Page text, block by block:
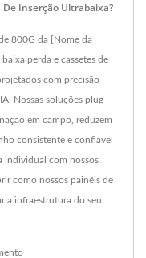
Inserção Ultrabaixa?
800G da [Nome da
perda e cassetes de
com precisão
Nossas soluções plug-
em campo, reduzem
consistente e confiável
individual com nossos
como nossos painéis de
a infraestrutura do seu